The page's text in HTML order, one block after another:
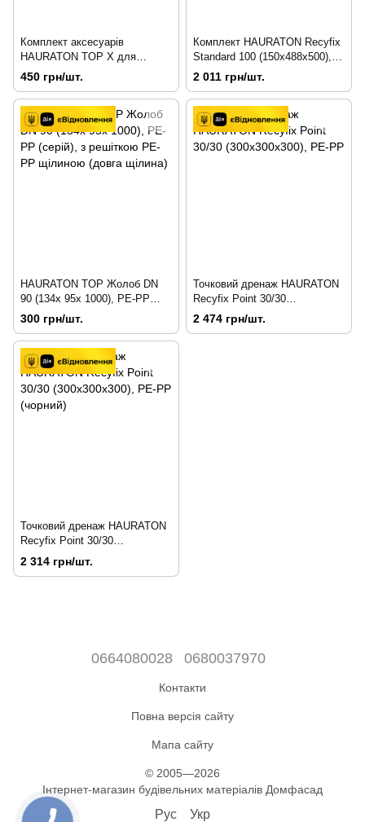
Комплект аксесуарів
HAURATON TOP Х для
чорного жолоба: 2 глухі
заглушки та вертик. Випуск
450 грн/шт.
Комплект HAURATON Recyfix
Standard 100 (150х488х500),
PE-PP з пластик. кошиком,
2 011 грн/шт.
HAURATON TOP Жолоб DN
90 (134х 95х 1000), PE-PP
(серій), з решіткою РЕ-РР
щілиною (довга щілина)
300 грн/шт.
Точковий дренаж HAURATON
Recyfix Point 30/30
(300х300х300), PE-PP
2 474 грн/шт.
Точковий дренаж HAURATON
Recyfix Point 30/30
(300х300х300), PE-PP
(чорний)
2 314 грн/шт.
0664080028 0680037970
Контакти
Повна версія сайту
Мапа сайту
© 2005—2026
Інтернет-магазин будівельних матеріалів Домфасад
Рус Укр